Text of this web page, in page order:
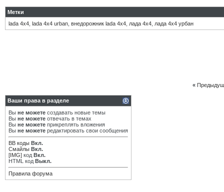
Метки
lada 4x4 lada 4x4 urban внедорожник lada 4x4 лада 4х4 лада 4х4 урбан
«
Ваши права в разделе
Вы не можете создавать новые темы
Вы не можете отвечать в темах
Вы не можете прикреплять вложения
Вы не можете редактировать свои сообщения
BB коды Вкл.
Смайлы Вкл.
[IMG] код Вкл.
HTML код Выкл.
Правила форума